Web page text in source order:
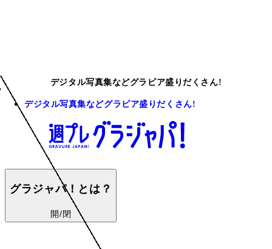
デジタル写真集などグラビア盛りだくさん!
デジタル写真集などグラビア盛りだくさん!
グラジャパ！とは？
開/閉